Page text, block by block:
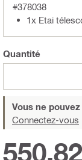
#378038
1x Etai
Quantité
Vous ne
Connectez-vous